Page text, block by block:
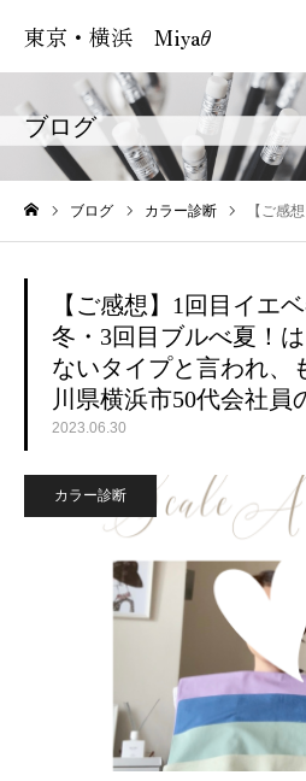
東京・横浜 Miyaθ
ブログ
ブログ カラー診断 【ご感想】1回目イエベ春・2
【ご感想】1回目イエ
冬・3回目ブルべ夏！
ないタイプと言われ、
川県横浜市50代会社員
2023.06.30
カラー診断